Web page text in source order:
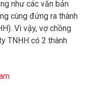
như các văn bản
cùng đứng ra thành
Vì vậy, vợ chồng
TNHH có 2 thành